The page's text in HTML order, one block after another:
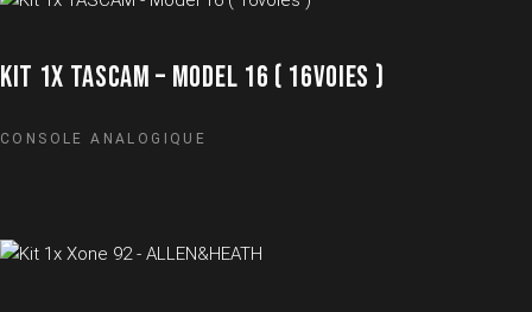
KIT 1X TASCAM – MODEL 16 ( 16VOIES )
CONSOLE ANALOGIQUE